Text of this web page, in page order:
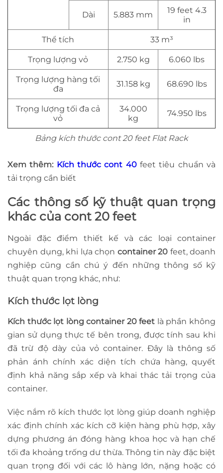
Bảng kích thước cont 20 feet Flat Rack
Dài 5.883 mm
19 feet 4.3
in
Thể tích 33 m³
Trọng lượng vỏ 2.750 kg 6.060 lbs
Trọng lượng hàng tối
đa
31.158 kg 68.690 lbs
Trọng lượng tối đa cả
vỏ
34.000
kg
74.950 lbs
Xem thêm: Kích thước cont 40feet tiêu chuẩn và
tải trọng cần biết
Các thông số kỹ thuật quan trọng
khác của cont 20 feet
Ngoài đặc điểm thiết kế và các loại container
chuyên dụng, khi lựa chọn container 20 feet, doanh
nghiệp cũng cần chú ý đến những thông số kỹ
thuật quan trọng khác, như:
Kích thước lọt lòng
Kích thước lọt lòng container 20 feet là phần không
gian sử dụng thực tế bên trong, được tính sau khi
đã trừ độ dày của vỏ container. Đây là thông số
phản ánh chính xác diện tích chứa hàng, quyết
định khả năng sắp xếp và khai thác tải trọng của
container.
Việc nắm rõ kích thước lọt lòng giúp doanh nghiệp
xác định chính xác kích cỡ kiện hàng phù hợp, xây
dựng phương án đóng hàng khoa học và hạn chế
tối đa khoảng trống dư thừa. Thông tin này đặc biệt
quan trọng đối với các lô hàng lớn, nặng hoặc có